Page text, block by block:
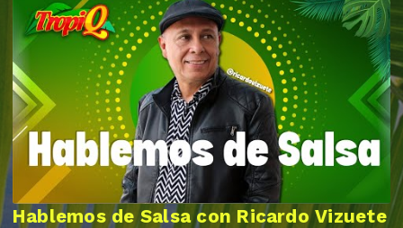
Hablemos de Salsa con Ricardo Vizuete